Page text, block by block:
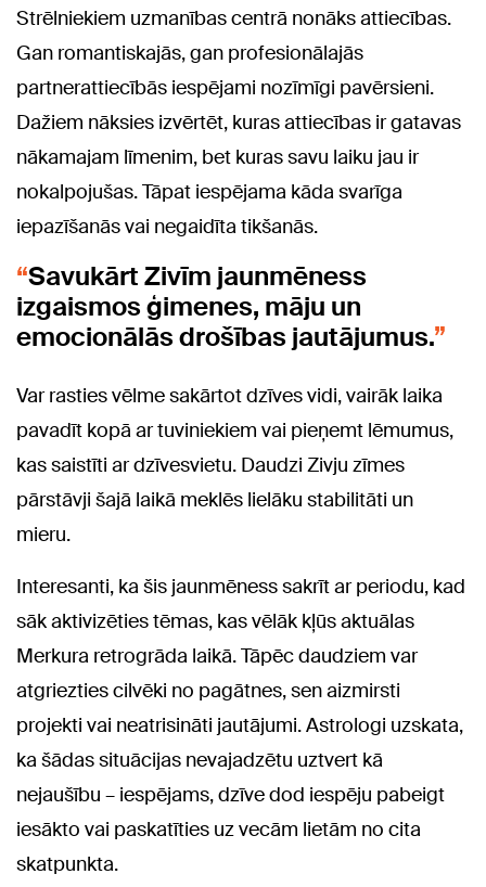
Strēlniekiem uzmanības centrā nonāks attiecības.
Gan romantiskajās, gan profesionālajās
partnerattiecībās iespējami nozīmīgi pavērsieni.
Dažiem nāksies izvērtēt, kuras attiecības ir gatavas
nākamajam līmenim, bet kuras savu laiku jau ir
nokalpojušas. Tāpat iespējama kāda svarīga
iepazīšanās vai negaidīta tikšanās.
Savukārt Zivīm jaunmēness
izgaismos ģimenes, māju un
emocionālās drošības jautājumus.
Var rasties vēlme sakārtot dzīves vidi, vairāk laika
pavadīt kopā ar tuviniekiem vai pieņemt lēmumus,
kas saistīti ar dzīvesvietu. Daudzi Zivju zīmes
pārstāvji šajā laikā meklēs lielāku stabilitāti un
mieru.
Interesanti, ka šis jaunmēness sakrīt ar periodu, kad
sāk aktivizēties tēmas, kas vēlāk kļūs aktuālas
Merkura retrogrāda laikā. Tāpēc daudziem var
atgriezties cilvēki no pagātnes, sen aizmirsti
projekti vai neatrisināti jautājumi. Astrologi uzskata,
ka šādas situācijas nevajadzētu uztvert kā
nejaušību – iespējams, dzīve dod iespēju pabeigt
iesākto vai paskatīties uz vecām lietām no cita
skatpunkta.